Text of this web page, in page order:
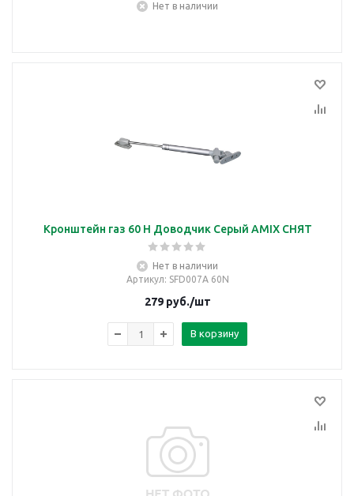
Нет в наличии
Кронштейн газ 60 Н Доводчик Серый AMIX СНЯТ
Нет в наличии
Артикул: SFD007A 60N
279руб./шт
В корзину